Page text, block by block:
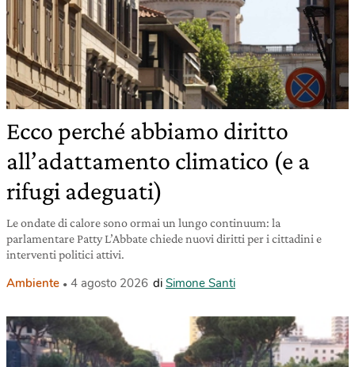
Ecco perché abbiamo diritto
all’adattamento climatico (e a
rifugi adeguati)
Le ondate di calore sono ormai un lungo continuum: la
parlamentare Patty L’Abbate chiede nuovi diritti per i cittadini e
interventi politici attivi.
Ambiente 4 agosto 2026 di Simone Santi